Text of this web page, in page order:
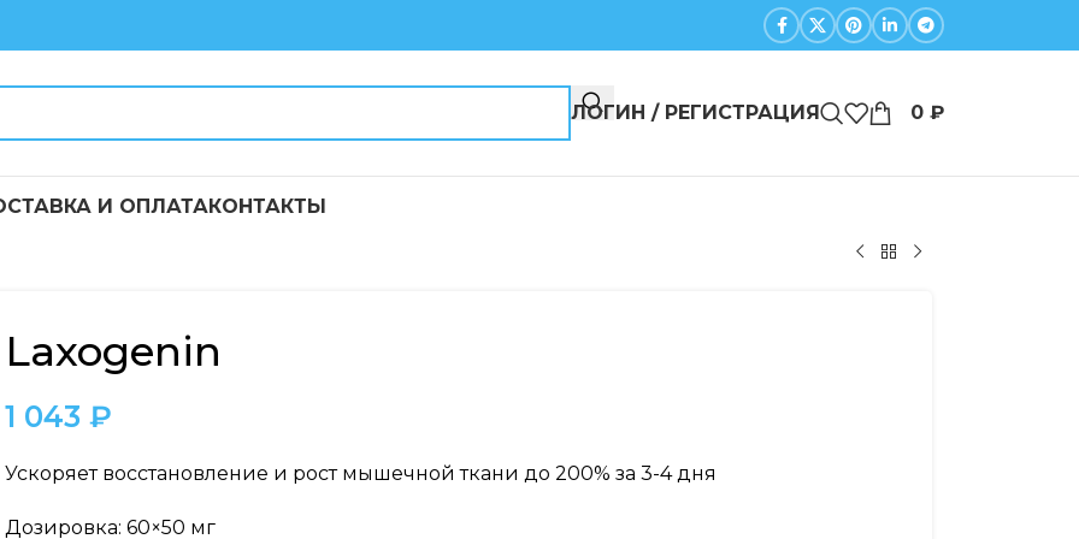
ЛОГИН / РЕГИСТРАЦИЯ 0 ₽
И ОПЛАТАКОНТАКТЫ
Laxogenin
1 043₽
Ускоряет восстановление и рост мышечной ткани до 200% за 3-4 дня
Дозировка: 60×50 мг